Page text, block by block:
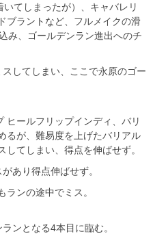
てしまったが）、キャバレリ
ブラントなど、フルメイクの滑
み、ゴールデンラン進出へのチ
してしまい、ここで永原のゴー
ヒールフリップインディ、バリ
るが、難易度を上げたバリアル
てしまい、得点を伸ばせず。
あり得点伸ばせず。
ンの途中でミス。
ンとなる4本目に臨む。